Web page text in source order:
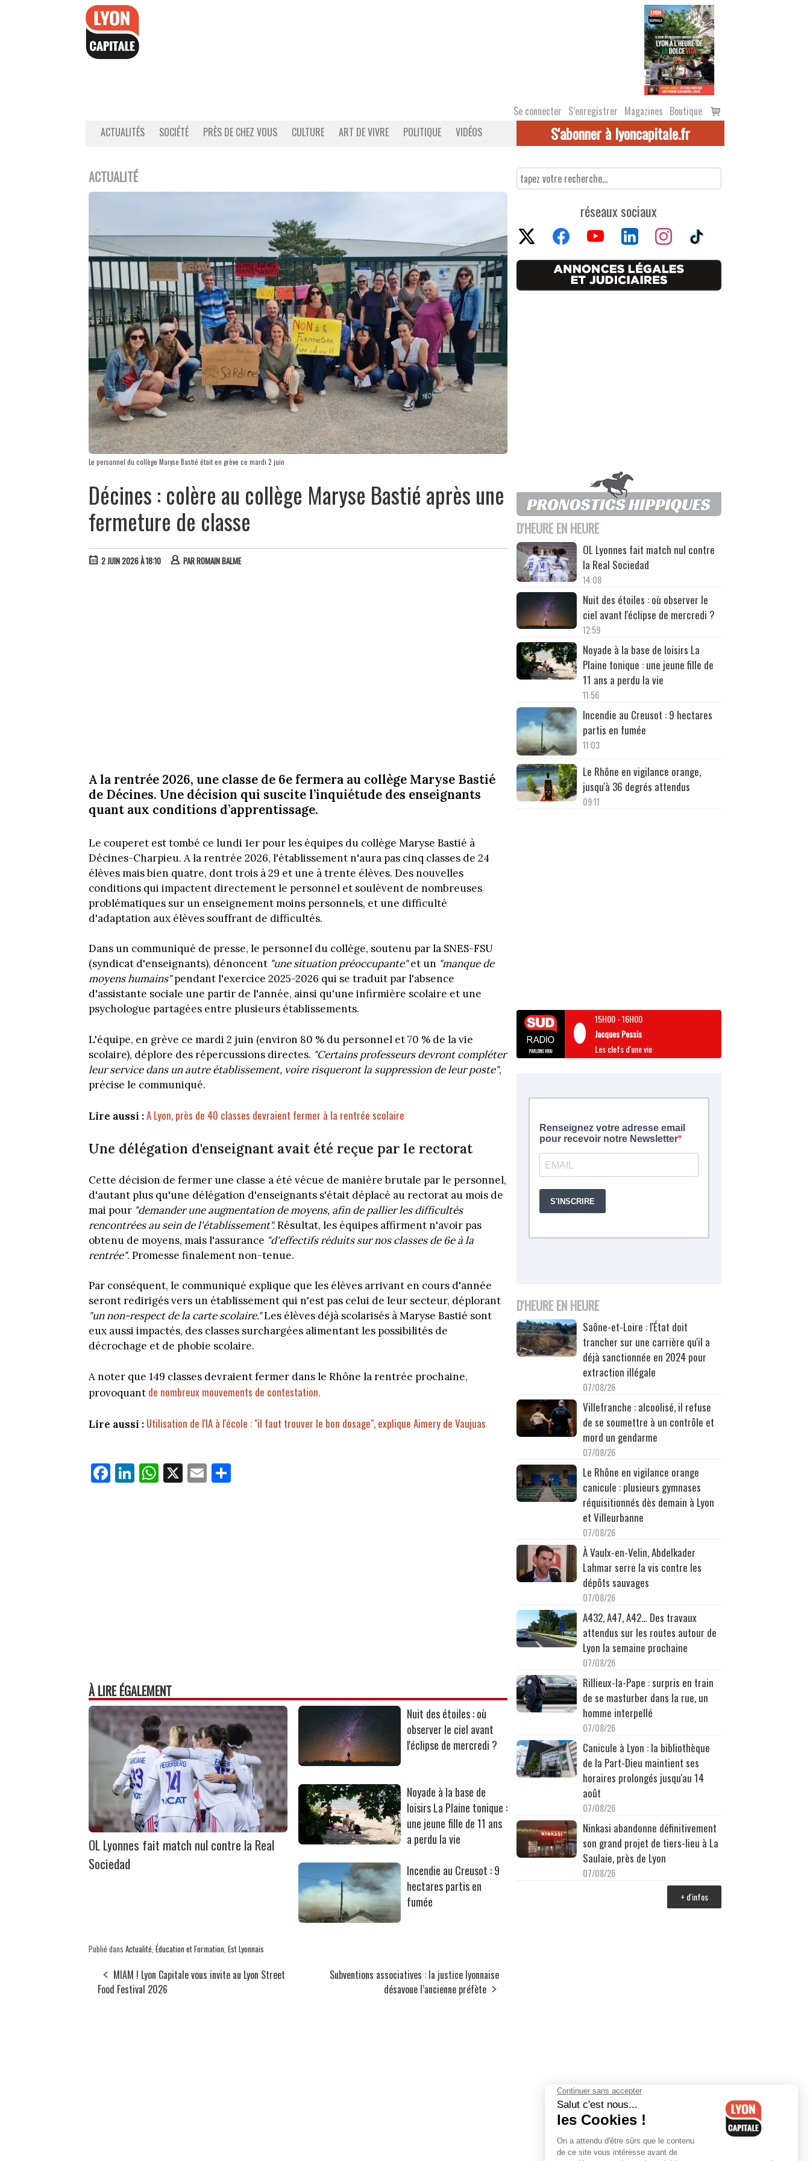
Se connecter S’enregistrer Magazines Boutique
Voir
le
ACTUALITÉS SOCIÉTÉ PRÈS DE CHEZ VOUS CULTURE ART DE VIVRE POLITIQUE VIDÉOS S'abonner à lyoncapitale.fr
ACTUALITÉ
Le personnel du collège Maryse Bastié était en grève ce mardi 2 juin
Décines : colère au collège Maryse Bastié après une
fermeture de classe
2 JUIN 2026 À 18:10 PARROMAIN BALME
A la rentrée 2026, une classe de 6e fermera au collège Maryse Bastié
de Décines. Une décision qui suscite l’inquiétude des enseignants
quant aux conditions d’apprentissage.
Le couperet est tombé ce lundi 1er pour les équipes du collège Maryse Bastié à
Décines-Charpieu. A la rentrée 2026, l'établissement n'aura pas cinq classes de 24
élèves mais bien quatre, dont trois à 29 et une à trente élèves. Des nouvelles
conditions qui impactent directement le personnel et soulèvent de nombreuses
problématiques sur un enseignement moins personnels, et une difficulté
d'adaptation aux élèves souffrant de difficultés.
Dans un communiqué de presse, le personnel du collège, soutenu par la SNES-FSU
(syndicat d'enseignants), dénoncent "une situation préoccupante"et un "manque de
moyens humains"pendant l'exercice 2025-2026 qui se traduit par l'absence
d'assistante sociale une partir de l'année, ainsi qu'une infirmière scolaire et une
psychologue partagées entre plusieurs établissements.
L'équipe, en grève ce mardi 2 juin (environ 80 % du personnel et 70 % de la vie
scolaire), déplore des répercussions directes. "Certains professeurs devront compléter
leur service dans un autre établissement, voire risqueront la suppression de leur poste",
précise le communiqué.
Lire aussi :A Lyon, près de 40 classes devraient fermer à la rentrée scolaire
Une délégation d'enseignant avait été reçue par le rectorat
Cette décision de fermer une classe a été vécue de manière brutale par le personnel,
d'autant plus qu'une délégation d'enseignants s'était déplacé au rectorat au mois de
mai pour "demander une augmentation de moyens, afin de pallier les difficultés
rencontrées au sein de l'établissement".Résultat, les équipes affirment n'avoir pas
obtenu de moyens, mais l'assurance "d'effectifs réduits sur nos classes de 6e à la
rentrée". Promesse finalement non-tenue.
Par conséquent, le communiqué explique que les élèves arrivant en cours d'année
seront redirigés vers un établissement qui n'est pas celui de leur secteur, déplorant
"un non-respect de la carte scolaire."Les élèves déjà scolarisés à Maryse Bastié sont
eux aussi impactés, des classes surchargées alimentant les possibilités de
décrochage et de phobie scolaire.
A noter que 149 classes devraient fermer dans le Rhône la rentrée prochaine,
provoquant de nombreux mouvements de contestation.
Lire aussi : Utilisation de l'IA à l'école : "il faut trouver le bon dosage", explique Aimery de Vaujuas
Fa
ce
Li
nk
W
ha
X E
m
À LIRE ÉGALEMENT
OL Lyonnes fait match nul contre la Real
Sociedad
Nuit des étoiles : où
observer le ciel avant
l'éclipse de mercredi ?
Noyade à la base de
loisirs La Plaine tonique :
une jeune fille de 11 ans
a perdu la vie
Incendie au Creusot : 9
hectares partis en
fumée
Publié dans Actualité Éducation et Formation Est Lyonnais
MIAM ! Lyon Capitale vous invite au Lyon Street
Food Festival 2026
Subventions associatives : la justice lyonnaise
désavoue l’ancienne préfète
réseaux sociaux
D'HEURE EN HEURE
OL Lyonnes fait match nul contre
la Real Sociedad
14:08
Nuit des étoiles : où observer le
ciel avant l'éclipse de mercredi ?
12:59
Noyade à la base de loisirs La
Plaine tonique : une jeune fille de
11 ans a perdu la vie
11:56
Incendie au Creusot : 9 hectares
partis en fumée
11:03
Le Rhône en vigilance orange,
jusqu'à 36 degrés attendus
09:11
15H00-16H00
Jacques Pessis
Les clefs d'une vie
D'HEURE EN HEURE
Saône-et-Loire : l'État doit
trancher sur une carrière qu'il a
déjà sanctionnée en 2024 pour
extraction illégale
07/08/26
Villefranche : alcoolisé, il refuse
de se soumettre à un contrôle et
mord un gendarme
07/08/26
Le Rhône en vigilance orange
canicule : plusieurs gymnases
réquisitionnés dès demain à Lyon
et Villeurbanne
07/08/26
À Vaulx-en-Velin, Abdelkader
Lahmar serre la vis contre les
dépôts sauvages
07/08/26
A432, A47, A42… Des travaux
attendus sur les routes autour de
Lyon la semaine prochaine
07/08/26
Rillieux-la-Pape : surpris en train
de se masturber dans la rue, un
homme interpellé
07/08/26
Canicule à Lyon : la bibliothèque
de la Part-Dieu maintient ses
horaires prolongés jusqu'au 14
août
07/08/26
Ninkasi abandonne définitivement
son grand projet de tiers-lieu à La
Saulaie, près de Lyon
07/08/26
+ d'infos